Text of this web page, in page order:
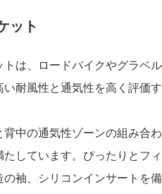
ット
は、ロードバイクやグラベ
い耐風性と通気性を高く評価
中の通気性ゾーンの組み合
しています。ぴったりとフ
袖、
シリコンインサートを